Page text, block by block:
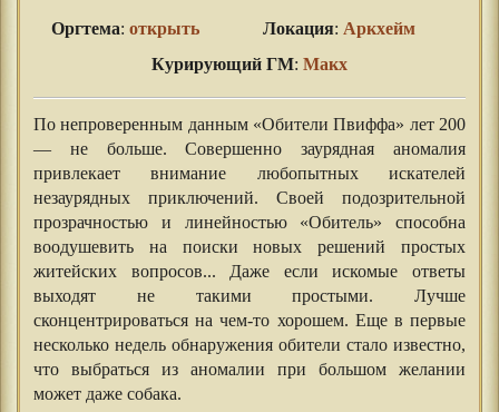
Оргтема:открыть Локация:Аркхейм
Курирующий ГМ: Макх
По непроверенным данным «Обители Пвиффа» лет 200
— не больше. Совершенно заурядная аномалия
привлекает внимание любопытных искателей
незаурядных приключений. Своей подозрительной
прозрачностью и линейностью «Обитель» способна
воодушевить на поиски новых решений простых
житейских вопросов... Даже если искомые ответы
выходят не такими простыми. Лучше
сконцентрироваться на чем-то хорошем. Еще в первые
несколько недель обнаружения обители стало известно,
что выбраться из аномалии при большом желании
может даже собака.